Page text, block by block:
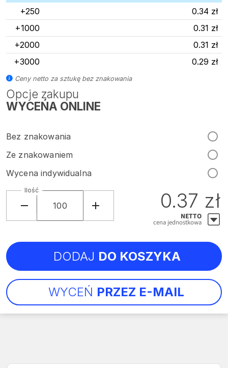
Opcje zakupu
WYCEŃA ONLINE
Bez znakowania
Ze znakowaniem
Wycena indywidualna
+250
0.34 zł
+1000
0.31 zł
+2000
0.31 zł
+3000
0.29 zł
Ceny netto za sztukę bez znakowania
Ilość 0.37 zł
NETTO
cena jednostkowa
WYCEŃ PRZEZ E-MAIL
DODAJ DO KOSZYKA